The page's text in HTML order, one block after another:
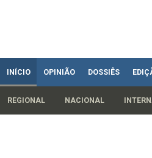
INÍCIO OPINIÃO DOSSIÊS
REGIONAL NACIONAL